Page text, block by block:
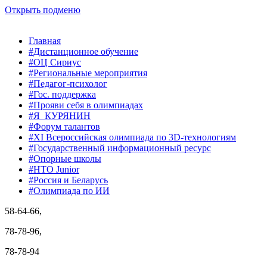
Открыть подменю
Главная
#Дистанционное обучение
#ОЦ Сириус
#Региональные мероприятия
#Педагог-психолог
#Гос. поддержка
#Прояви себя в олимпиадах
#Я_КУРЯНИН
#Форум талантов
#XI Всероссийская олимпиада по 3D-технологиям
#Государственный информационный ресурс
#Опорные школы
#НТО Junior
#Россия и Беларусь
#Олимпиада по ИИ
58-64-66,
78-78-96,
78-78-94